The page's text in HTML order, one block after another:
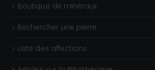
Boutique de minéraux
Rechercher une pierre
Liste des affections